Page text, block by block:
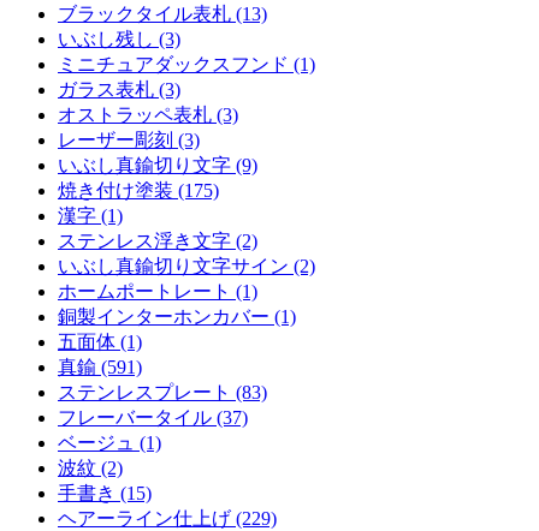
ブラックタイル表札 (13)
いぶし残し (3)
ミニチュアダックスフンド (1)
ガラス表札 (3)
オストラッペ表札 (3)
レーザー彫刻 (3)
いぶし真鍮切り文字 (9)
焼き付け塗装 (175)
漢字 (1)
ステンレス浮き文字 (2)
いぶし真鍮切り文字サイン (2)
ホームポートレート (1)
銅製インターホンカバー (1)
五面体 (1)
真鍮 (591)
ステンレスプレート (83)
フレーバータイル (37)
ベージュ (1)
波紋 (2)
手書き (15)
ヘアーライン仕上げ (229)